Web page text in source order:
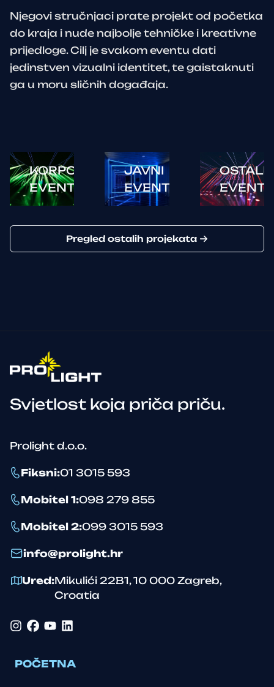
Njegovi stručnjaci prate projekt od početka
do kraja i nude najbolje tehničke i kreativne
prijedloge. Cilj je svakom eventu dati
jedinstven vizualni identitet, te gaistaknuti
ga u moru sličnih događaja.
KORPORATIVNI
EVENTI
JAVNI
EVENTI
OSTALI
EVENTI
Pregled ostalih projekata
Svjetlost koja priča priču.
Prolight d.o.o.
Fiksni:01 3015 593
Mobitel 1:098 279 855
Mobitel 2:099 3015 593
info@prolight.hr
Ured:Mikulići 22B1,10 000 Zagreb,
Croatia
POČETNA